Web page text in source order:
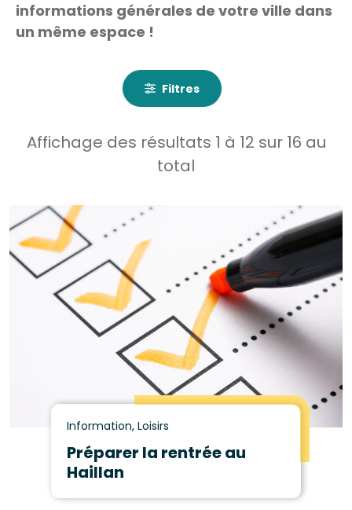
informations générales de votre ville dans
un même espace !
Filtres
Affichage des résultats 1 à 12 sur 16 au
total
Information, Loisirs
Préparer la rentrée au
Haillan